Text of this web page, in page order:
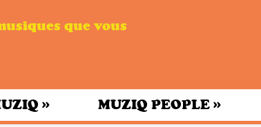
que vous
» MUZIQ PEOPLE »